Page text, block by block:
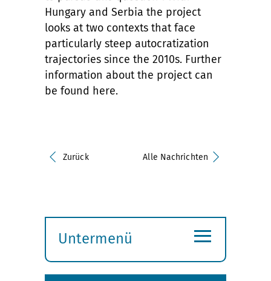
Hungary and Serbia the project
looks at two contexts that face
particularly steep autocratization
trajectories since the 2010s. Further
information about the project can
be found here.
Zurück Alle Nachrichten
Untermenü
öffnen
≡